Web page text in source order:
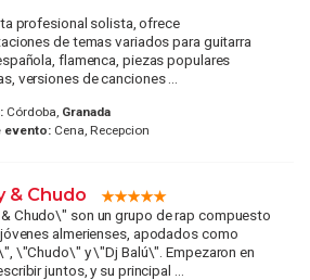
profesional solista, ofrece
de temas variados para guitarra
flamenca, piezas populares
versiones de canciones ...
Córdoba, Granada
evento:Cena, Recepcion
& Chudo
Chudo\" son un grupo de rap compuesto
almerienses, apodados como
\"Chudo\" y \"Dj Balú\". Empezaron en
juntos, y su principal ...